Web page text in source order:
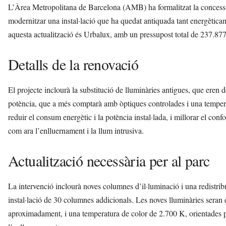
L’Àrea Metropolitana de Barcelona (AMB) ha formalitzat la
modernitzar una instal·lació que ha quedat antiquada tant
aquesta actualització és Urbalux, amb un pressupost total de
Detalls de la renovació
El projecte inclourà la substitució de lluminàries antigues, que eren
potència, que a més comptarà amb òptiques controlades i una
reduir el consum energètic i la potència instal·lada, i millorar el
com ara l’enlluernament i la llum intrusiva.
Actualització necessària per al parc
La intervenció inclourà noves columnes d’il·luminació i una
instal·lació de 30 columnes addicionals. Les noves lluminàries
aproximadament, i una temperatura de color de 2.700 K,